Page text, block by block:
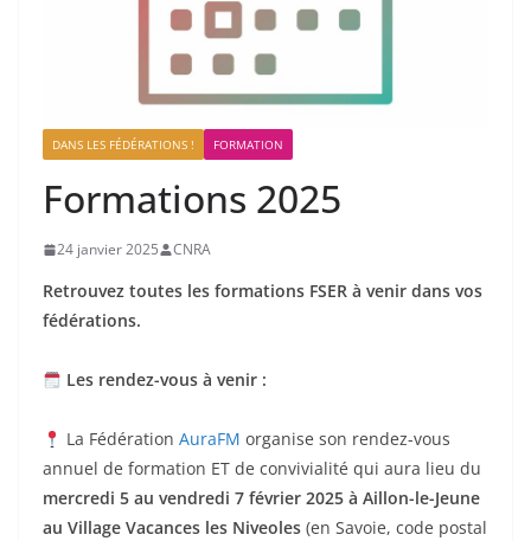
DANS LES FÉDÉRATIONS ! FORMATION
Formations 2025
24 janvier 2025 CNRA
Retrouvez toutes les formations FSER à venir dans vos
fédérations.
Les rendez-vous à venir :
La Fédération AuraFM organise son rendez-vous
annuel de formation ET de convivialité qui aura lieu du
mercredi 5 au vendredi 7 février 2025 à Aillon-le-Jeune
au Village Vacances les Niveoles (en Savoie, code postal